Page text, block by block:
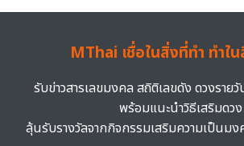
MThai เชื่อในสิ่งที่ทำ ทำใ
รับข่าวสารเลขมงคล สถิติเลขดัง ดวงราย
พร้อมแนะนำวิธีเสริมดวง
ลุ้นรับรางวัลจากกิจกรรมเสริมความเป็นม